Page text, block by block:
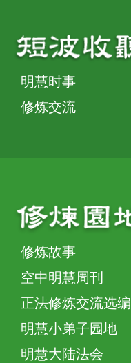
明慧时事
修炼交流
修炼故事
空中明慧周刊
正法修炼交流选编
明慧小弟子园地
明慧大陆法会